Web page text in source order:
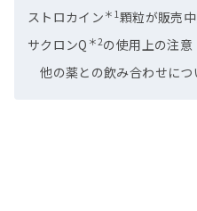
ストロカイン ＊1 顆粒が販売
サクロンQ ＊2の使用上の注
他の薬との飲み合わせにつ